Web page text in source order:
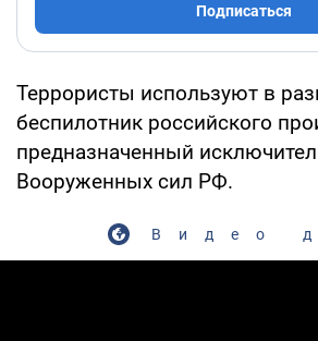
Подписаться
Террористы используют в
беспилотник российского
предназначенный
Вооруженных сил РФ.
Видео